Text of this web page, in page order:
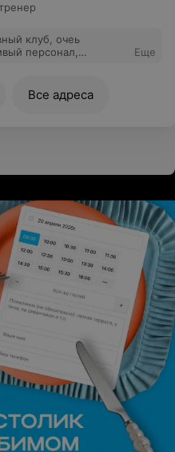
клуб, очеь
персонал,
создает
не просто показывает
клиента, проводит
Еще
Все адреса